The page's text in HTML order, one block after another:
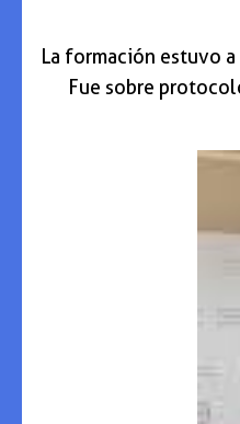
La formación estuvo
Fue sobre